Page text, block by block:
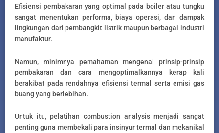
Efisiensi pembakaran yang optimal pada boiler atau tungku
sangat menentukan performa, biaya operasi, dan dampak
lingkungan dari pembangkit listrik maupun berbagai industri
manufaktur.
Namun, minimnya pemahaman mengenai prinsip-prinsip
pembakaran dan cara mengoptimalkannya kerap kali
berakibat pada rendahnya efisiensi termal serta emisi gas
buang yang berlebihan.
Untuk itu, pelatihan combustion analysis menjadi sangat
penting guna membekali para insinyur termal dan mekanikal